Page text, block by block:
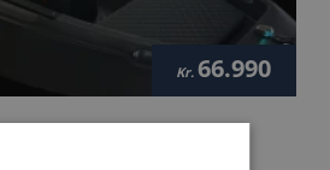
Kr. 66.990